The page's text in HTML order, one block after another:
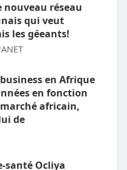
nouveau réseau
qui veut
les géeants!
business en Afrique
en fonction
africain,
de
santé Ocliya